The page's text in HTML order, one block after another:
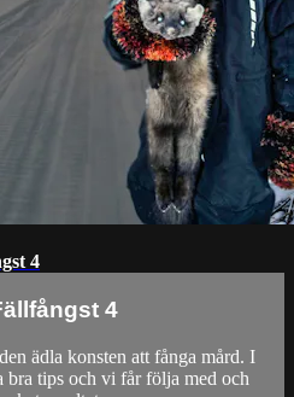
4
4
ädla konsten att fånga mård. I
bra tips och vi får följa med och